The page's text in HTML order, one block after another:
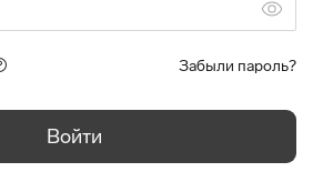
Забыли пароль?
Войти